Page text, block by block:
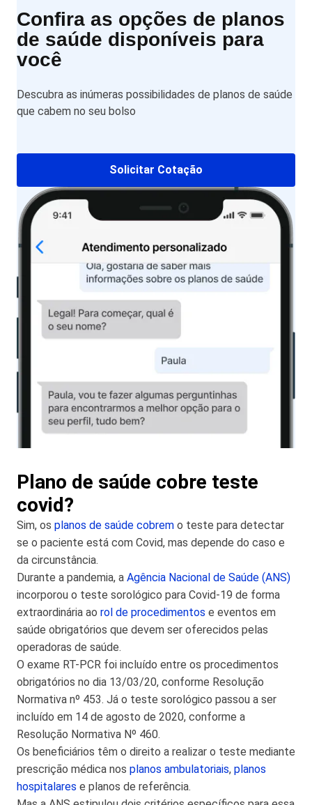
Confira as opções de planos
de saúde disponíveis para
você
Descubra as inúmeras possibilidades de planos de saúde
que cabem no seu bolso
Solicitar Cotação
Plano de saúde cobre teste
covid?
Sim, os planos de saúde cobrem o teste para detectar
se o paciente está com Covid, mas depende do caso e
da circunstância.
Durante a pandemia, a Agência Nacional de Saúde (ANS)
incorporou o teste sorológico para Covid-19 de forma
extraordinária ao rol de procedimentos e eventos em
saúde obrigatórios que devem ser oferecidos pelas
operadoras de saúde.
O exame RT-PCR foi incluído entre os procedimentos
obrigatórios no dia 13/03/20, conforme Resolução
Normativa nº 453. Já o teste sorológico passou a ser
incluído em 14 de agosto de 2020, conforme a
Resolução Normativa Nº 460.
Os beneficiários têm o direito a realizar o teste mediante
prescrição médica nos planos ambulatoriais, planos
hospitalares e planos de referência.